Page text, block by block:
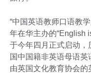
“中国英语教师口语教
年在华主办的“English
于今年四月正式启动，
国中国籍非英语母语英
由英国文化教育协会